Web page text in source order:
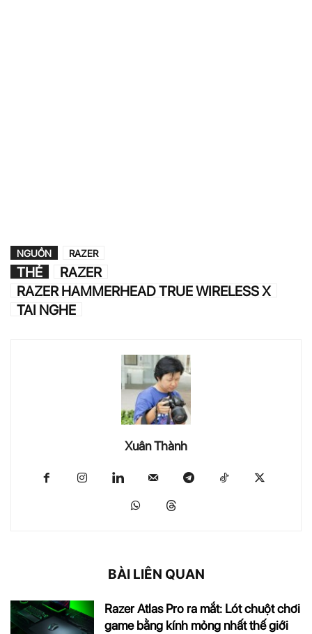
NGUỒN RAZER
THẺ
RAZER
RAZER HAMMERHEAD TRUE WIRELESS X
TAI NGHE
Xuân Thành
BÀI LIÊN QUAN
Razer Atlas Pro ra mắt: Lót chuột chơi
game bằng kính mỏng nhất thế giới